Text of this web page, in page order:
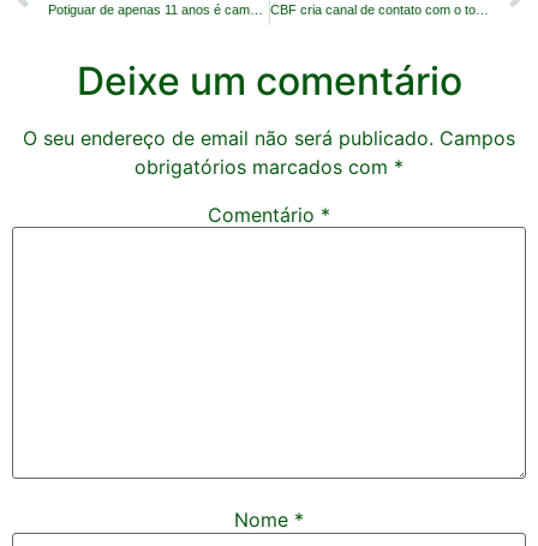
CBF cria canal de contato com o torcedor brasileiro
Deixe um comentário
O seu endereço de email não será publicado. Campos
obrigatórios marcados com *
Comentário *
Nome *